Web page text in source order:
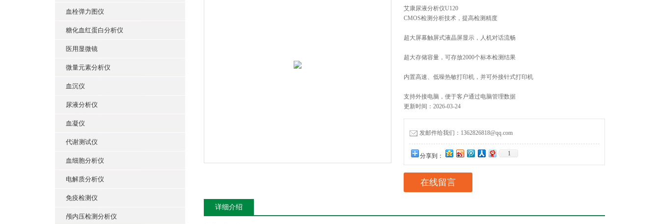
血栓弹力图仪
糖化血红蛋白分析仪
医用显微镜
微量元素分析仪
血沉仪
尿液分析仪
血凝仪
代谢测试仪
血细胞分析仪
电解质分析仪
免疫检测仪
颅内压检测分析仪
艾康尿液分析仪U120
CMOS检测分析技术，提高检测精度
超大屏幕触屏式液晶屏显示，人机对话流畅
超大存储容量，可存放2000个标本检测结果
内置高速、低噪热敏打印机，并可外接针式打印机
支持外接电脑，便于客户通过电脑管理数据
更新时间：2026-03-24
发邮件给我们：1362826818@qq.com
分享到： 1
在线留言
详细介绍